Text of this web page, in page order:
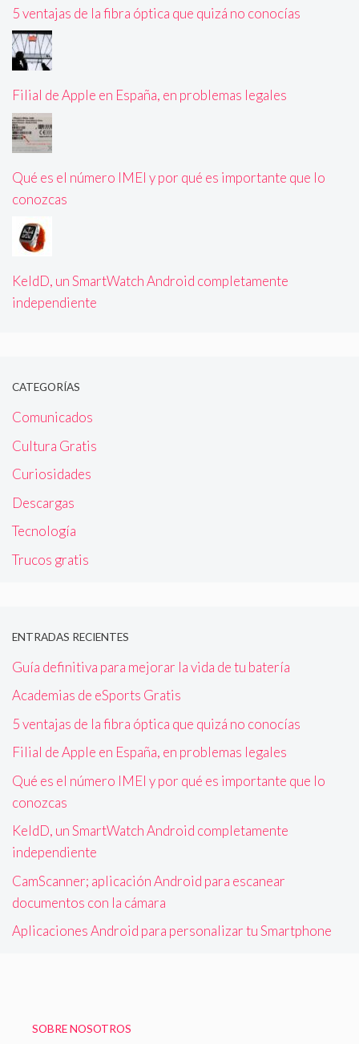
5 ventajas de la fibra óptica que quizá no conocías
Filial de Apple en España, en problemas legales
Qué es el número IMEI y por qué es importante que lo
conozcas
KeldD, un SmartWatch Android completamente
independiente
CATEGORÍAS
Comunicados
Cultura Gratis
Curiosidades
Descargas
Tecnología
Trucos gratis
ENTRADAS RECIENTES
Guía definitiva para mejorar la vida de tu batería
Academias de eSports Gratis
5 ventajas de la fibra óptica que quizá no conocías
Filial de Apple en España, en problemas legales
Qué es el número IMEI y por qué es importante que lo
conozcas
KeldD, un SmartWatch Android completamente
independiente
CamScanner; aplicación Android para escanear
documentos con la cámara
Aplicaciones Android para personalizar tu Smartphone
SOBRE NOSOTROS